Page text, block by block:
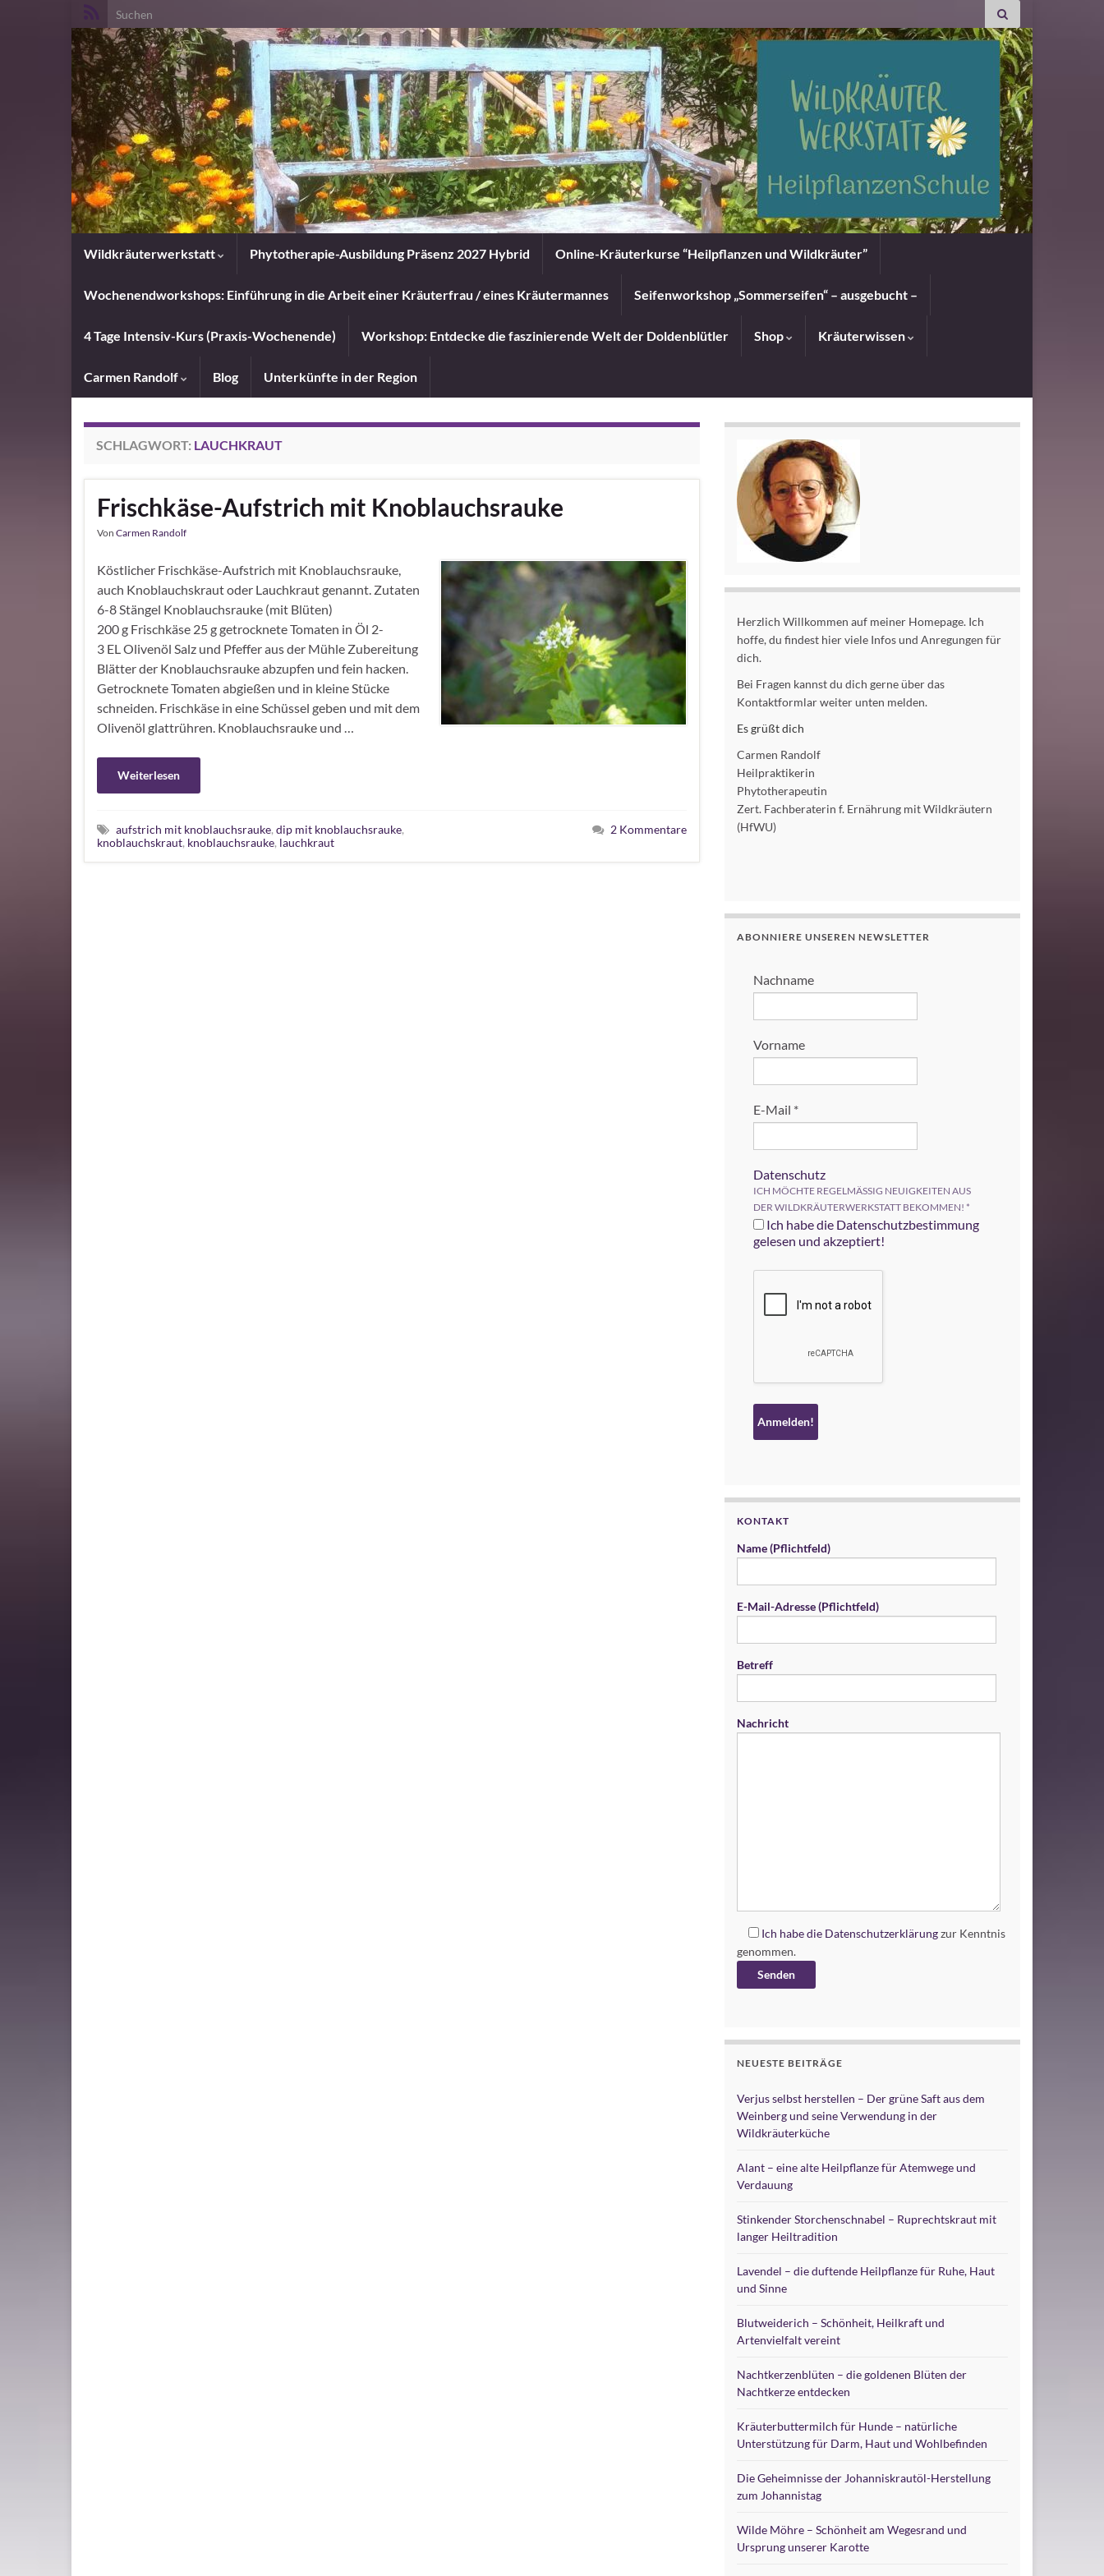
Search for:
Wildkräuterwerkstatt Phytotherapie-Ausbildung Präsenz 2027 Hybrid Online-Kräuterkurse “Heilpflanzen und Wildkräuter”
Wochenendworkshops: Einführung in die Arbeit einer Kräuterfrau / eines Kräutermannes Seifenworkshop „Sommerseifen“ – ausgebucht –
4 Tage Intensiv-Kurs (Praxis-Wochenende) Workshop: Entdecke die faszinierende Welt der Doldenblütler Shop Kräuterwissen
Carmen Randolf Blog Unterkünfte in der Region
SCHLAGWORT: LAUCHKRAUT
Frischkäse-Aufstrich mit Knoblauchsrauke
Von Carmen Randolf
Köstlicher Frischkäse-Aufstrich mit Knoblauchsrauke,
auch Knoblauchskraut oder Lauchkraut genannt. Zutaten
6-8 Stängel Knoblauchsrauke (mit Blüten)
200 g Frischkäse 25 g getrocknete Tomaten in Öl 2-
3 EL Olivenöl Salz und Pfeffer aus der Mühle Zubereitung
Blätter der Knoblauchsrauke abzupfen und fein hacken.
Getrocknete Tomaten abgießen und in kleine Stücke
schneiden. Frischkäse in eine Schüssel geben und mit dem
Olivenöl glattrühren. Knoblauchsrauke und …
Weiterlesen
aufstrich mit knoblauchsrauke, dip mit knoblauchsrauke,
knoblauchskraut, knoblauchsrauke, lauchkraut
2 Kommentare
Herzlich Willkommen auf meiner Homepage. Ich
hoffe, du findest hier viele Infos und Anregungen für
dich.
Bei Fragen kannst du dich gerne über das
Kontaktformlar weiter unten melden.
Es grüßt dich
Carmen Randolf
Heilpraktikerin
Phytotherapeutin
Zert. Fachberaterin f. Ernährung mit Wildkräutern
(HfWU)
ABONNIERE UNSEREN NEWSLETTER
Nachname
Vorname
E-Mail *
Datenschutz
ICH MÖCHTE REGELMÄSSIG NEUIGKEITEN AUS
DER WILDKRÄUTERWERKSTATT BEKOMMEN! *
Ich habe die Datenschutzbestimmung
gelesen und akzeptiert!
KONTAKT
Name (Pflichtfeld)
E-Mail-Adresse (Pflichtfeld)
Betreff
Nachricht
Ich habe die Datenschutzerklärungzur Kenntnis
genommen.
NEUESTE BEITRÄGE
Verjus selbst herstellen – Der grüne Saft aus dem
Weinberg und seine Verwendung in der
Wildkräuterküche
Alant – eine alte Heilpflanze für Atemwege und
Verdauung
Stinkender Storchenschnabel – Ruprechtskraut mit
langer Heiltradition
Lavendel – die duftende Heilpflanze für Ruhe, Haut
und Sinne
Blutweiderich – Schönheit, Heilkraft und
Artenvielfalt vereint
Nachtkerzenblüten – die goldenen Blüten der
Nachtkerze entdecken
Kräuterbuttermilch für Hunde – natürliche
Unterstützung für Darm, Haut und Wohlbefinden
Die Geheimnisse der Johanniskrautöl-Herstellung
zum Johannistag
Wilde Möhre – Schönheit am Wegesrand und
Ursprung unserer Karotte